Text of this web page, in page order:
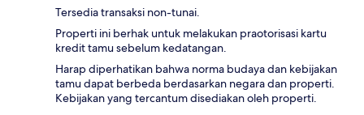
Tersedia transaksi non-tunai.
Properti ini berhak untuk melakukan praotorisasi kartu
kredit tamu sebelum kedatangan.
Harap diperhatikan bahwa norma budaya dan kebijakan
tamu dapat berbeda berdasarkan negara dan properti.
Kebijakan yang tercantum disediakan oleh properti.